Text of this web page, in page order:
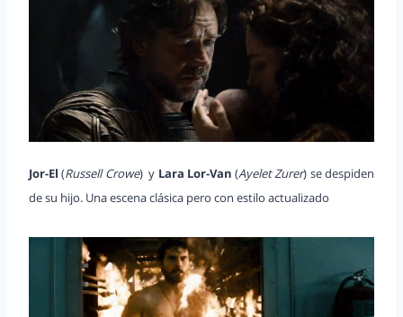
Jor-El(Russell Crowe) y Lara Lor-Van (Ayelet Zurer) se despiden
de su hijo. Una escena clásica pero con estilo actualizado